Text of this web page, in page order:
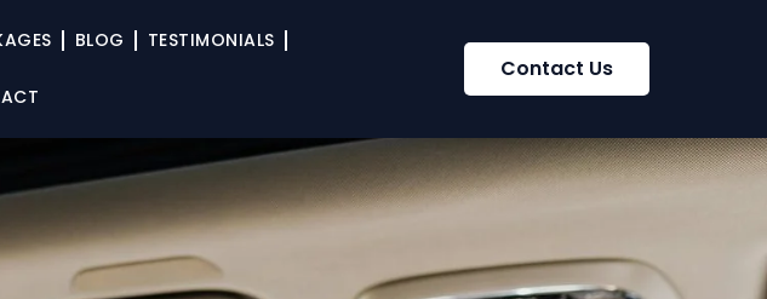
BLOG TESTIMONIALS
Contact Us